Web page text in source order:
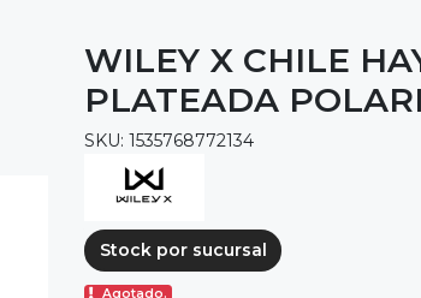
WILEY X CHILE
PLATEADA
SKU: 1535768772134
Stock por sucursal
Agotado.